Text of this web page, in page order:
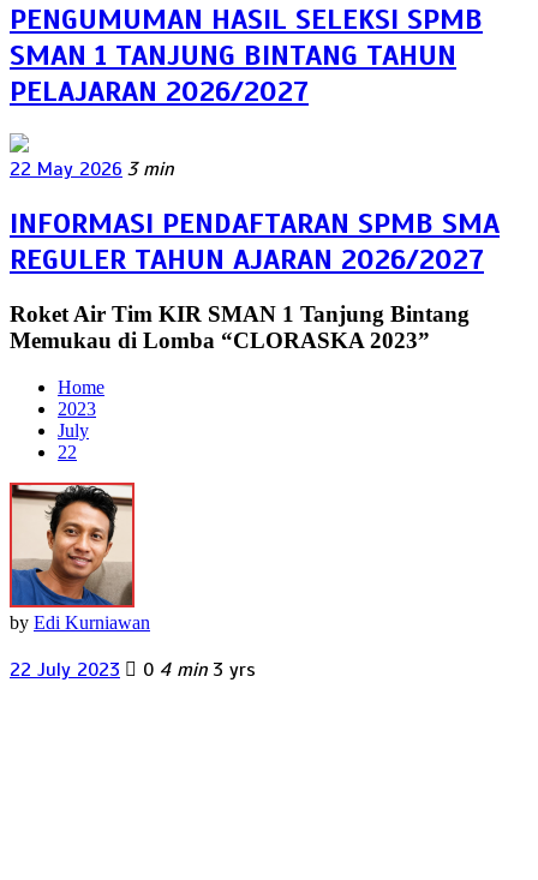
PENGUMUMAN HASIL SELEKSI SPMB
SMAN 1 TANJUNG BINTANG TAHUN
PELAJARAN 2026/2027
22 May 2026 3 min
INFORMASI PENDAFTARAN SPMB SMA
REGULER TAHUN AJARAN 2026/2027
Roket Air Tim KIR SMAN 1 Tanjung Bintang
Memukau di Lomba “CLORASKA 2023”
Home
2023
July
22
by Edi Kurniawan
22 July 2023 0 4 min 3 yrs